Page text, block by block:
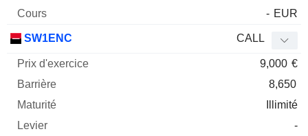
- EUR
SW1ENC CALL
9,000 €
8,650
Illimité
-